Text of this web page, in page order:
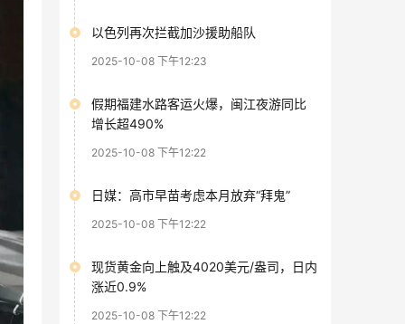
以色列再次拦截加沙援助船队
2025-10-08 下午12:23
假期福建水路客运火爆，闽江夜游同比
增长超490%
2025-10-08 下午12:22
日媒：高市早苗考虑本月放弃“拜鬼”
2025-10-08 下午12:22
现货黄金向上触及4020美元/盎司，日内
涨近0.9%
2025-10-08 下午12:22